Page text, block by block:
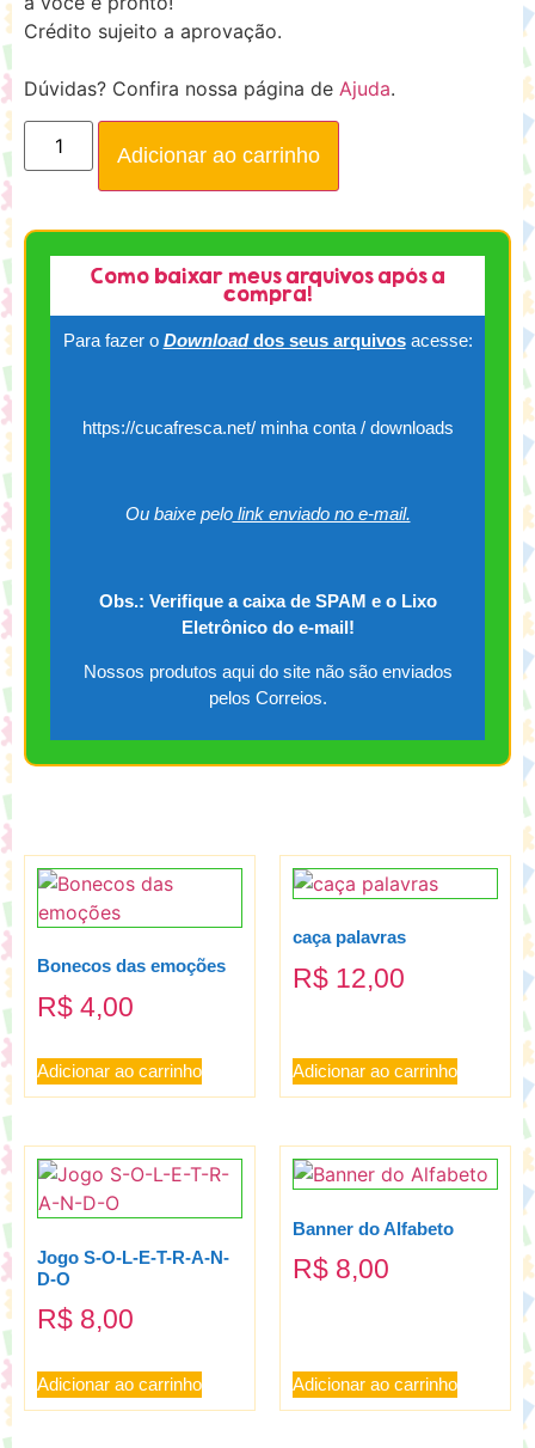
Crédito sujeito a aprovação.
Dúvidas? Confira nossa página de Ajuda.
Adicionar ao carrinho
Como baixar meus arquivos após a
compra!
Para fazer o Downloaddos seus arquivos acesse:
https://cucafresca.net/ minha conta / downloads
Ou baixe pelolink enviado no e-mail.
Obs.: Verifique a caixa de SPAM e o Lixo
Eletrônico do e-mail!
Nossos produtos aqui do site não são enviados
pelos Correios.
Bonecos das emoções
R$ 4,00
Adicionar ao carrinho
caça palavras
R$ 12,00
Adicionar ao carrinho
Jogo S-O-L-E-T-R-A-N-
D-O
R$ 8,00
Adicionar ao carrinho
Banner do Alfabeto
R$ 8,00
Adicionar ao carrinho